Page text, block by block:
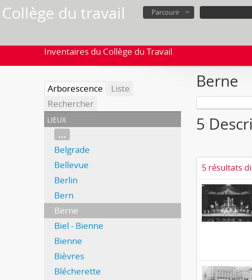
Collège du travail Parcourir
Inventaires du Collège du Travail
Arborescence
Liste
Rechercher
lieux
...
Belgrade
Bellevue
Berlin
Bern
Berne
Biel - Bienne
Bienne
Bièvres
Blécherette
Berne
5
5 résultats